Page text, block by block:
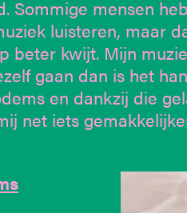
Sommige mensen
luisteren, maar
beter kwijt. Mijn
gaan dan is het
en dankzij die
net iets